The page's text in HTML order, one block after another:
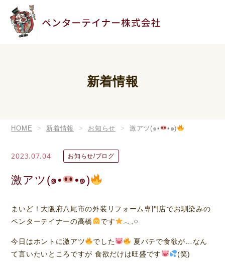
新着情報
HOME 新着情報 お知らせ 激アツ(๑• •๑)
2023.07.04 お知らせ/ブログ
激アツ(๑• •๑)
まいど！大阪府八尾市の外装リフォーム専門店でお馴染みの
ペンターテイナーの高橋
です 𓂃𓈒𓏸︎︎︎︎
今日はホントに激アツ でした
夏バテで食欲が…なん
て言いたいところですが 食欲だけは旺盛です
(笑)